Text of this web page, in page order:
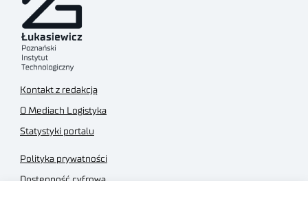
Kontakt z redakcją
O Mediach Logistyka
Statystyki portalu
Polityka prywatności
Dostępność cyfrowa